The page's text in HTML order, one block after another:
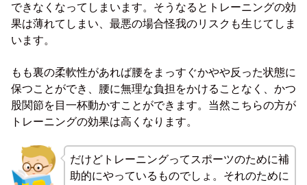
できなくなってしまいます。そうなるとトレーニングの効
果は薄れてしまい、最悪の場合怪我のリスクも生じてしま
います。
もも裏の柔軟性があれば腰をまっすぐかやや反った状態に
保つことができ、腰に無理な負担をかけることなく、かつ
股関節を目一杯動かすことができます。当然こちらの方が
トレーニングの効果は高くなります。
だけどトレーニングってスポーツのために補
助的にやっているものでしょ。それのために